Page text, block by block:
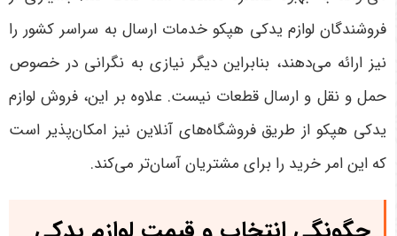
فروشندگان لوازم یدکی هپکو خدمات ارسال به سراسر کشور را
نیز ارائه می‌دهند، بنابراین دیگر نیازی به نگرانی در خصوص
حمل و نقل و ارسال قطعات نیست. علاوه بر این، فروش لوازم
یدکی هپکو از طریق فروشگاه‌های آنلاین نیز امکان‌پذیر است
که این امر خرید را برای مشتریان آسان‌تر می‌کند.